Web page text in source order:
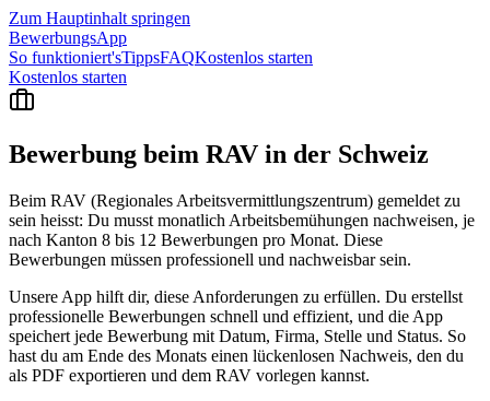
Zum Hauptinhalt springen
BewerbungsApp
So funktioniert'sTippsFAQKostenlos starten
Kostenlos starten
Bewerbung beim RAV in der Schweiz
Beim RAV (Regionales Arbeitsvermittlungszentrum) gemeldet zu
sein heisst: Du musst monatlich Arbeitsbemühungen nachweisen, je
nach Kanton 8 bis 12 Bewerbungen pro Monat. Diese
Bewerbungen müssen professionell und nachweisbar sein.
Unsere App hilft dir, diese Anforderungen zu erfüllen. Du erstellst
professionelle Bewerbungen schnell und effizient, und die App
speichert jede Bewerbung mit Datum, Firma, Stelle und Status. So
hast du am Ende des Monats einen lückenlosen Nachweis, den du
als PDF exportieren und dem RAV vorlegen kannst.